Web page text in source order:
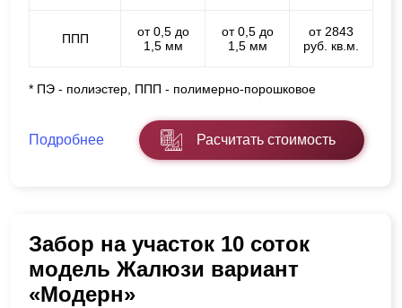
ППП
от 0,5 до
1,5 мм
от 0,5 до
1,5 мм
от 2843
руб. кв.м.
* ПЭ - полиэстер, ППП - полимерно-порошковое
Подробнее Расчитать стоимость
Забор на участок 10 соток
модель Жалюзи вариант
«Модерн»